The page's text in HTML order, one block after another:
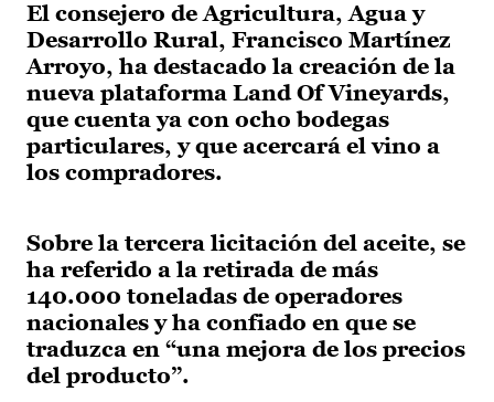
El consejero de Agricultura, Agua y
Desarrollo Rural, Francisco Martínez
Arroyo, ha destacado la creación de la
nueva plataforma Land Of Vineyards,
que cuenta ya con ocho bodegas
particulares, y que acercará el vino a
los compradores.
Sobre la tercera licitación del aceite, se
ha referido a la retirada de más
140.000 toneladas de operadores
nacionales y ha confiado en que se
traduzca en “una mejora de los precios
del producto”.